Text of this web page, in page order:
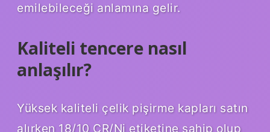
emilebileceği anlamına gelir.
Kaliteli tencere nasıl
anlaşılır?
Yüksek kaliteli çelik pişirme kapları satın
alırken 18/10 CR/Ni etiketine sahip olup